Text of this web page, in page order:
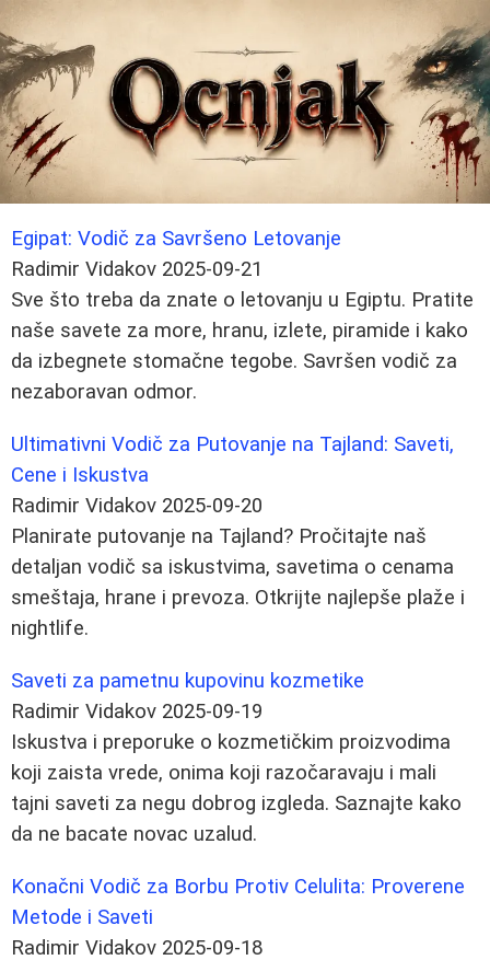
Egipat: Vodič za Savršeno Letovanje
Radimir Vidakov 2025-09-21
Sve što treba da znate o letovanju u Egiptu. Pratite
naše savete za more, hranu, izlete, piramide i kako
da izbegnete stomačne tegobe. Savršen vodič za
nezaboravan odmor.
Ultimativni Vodič za Putovanje na Tajland: Saveti,
Cene i Iskustva
Radimir Vidakov 2025-09-20
Planirate putovanje na Tajland? Pročitajte naš
detaljan vodič sa iskustvima, savetima o cenama
smeštaja, hrane i prevoza. Otkrijte najlepše plaže i
nightlife.
Saveti za pametnu kupovinu kozmetike
Radimir Vidakov 2025-09-19
Iskustva i preporuke o kozmetičkim proizvodima
koji zaista vrede, onima koji razočaravaju i mali
tajni saveti za negu dobrog izgleda. Saznajte kako
da ne bacate novac uzalud.
Konačni Vodič za Borbu Protiv Celulita: Proverene
Metode i Saveti
Radimir Vidakov 2025-09-18